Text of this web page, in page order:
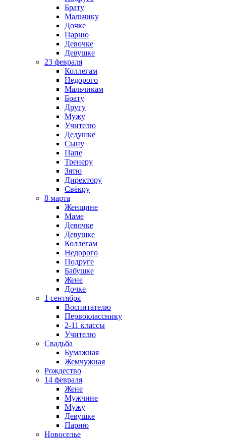
Брату
Мальчику
Дочке
Парню
Девочке
Девушке
23 февраля
Коллегам
Недорого
Мальчикам
Брату
Другу
Мужу
Учителю
Дедушке
Сыну
Папе
Тренеру
Зятю
Директору
Свёкру
8 марта
Женщине
Маме
Девочке
Девушке
Коллегам
Недорого
Подруге
Бабушке
Жене
Дочке
1 сентября
Воспитателю
Первокласснику
2-11 классы
Учителю
Свадьба
Бумажная
Жемчужная
Рождество
14 февраля
Жене
Мужчине
Мужу
Девушке
Парню
Новоселье